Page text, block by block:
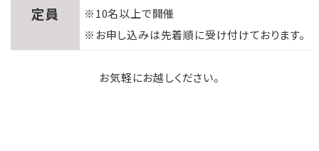
定員
※10名以上で開催
※お申し込みは先着順に受け付けております。
お気軽にお越しください。